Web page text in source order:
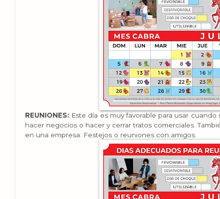
REUNIONES: Este día es muy favorable para usar
hacer negocios o hacer y cerrar tratos comerciales.
en una empresa. Festejos o reuniones con amigos.